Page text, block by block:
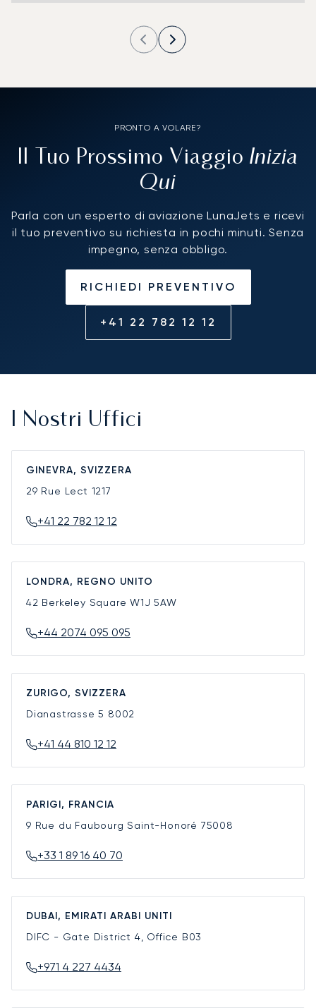
PRONTO A VOLARE?
Il Tuo Prossimo Viaggio Inizia
Qui
Parla con un esperto di aviazione LunaJets e ricevi
il tuo preventivo su richiesta in pochi minuti. Senza
impegno, senza obbligo.
RICHIEDI PREVENTIVO
+41 22 782 12 12
I Nostri Uffici
GINEVRA, SVIZZERA
29 Rue Lect 1217
+41 22 782 12 12
LONDRA, REGNO UNITO
42 Berkeley SquareW1J 5AW
+44 2074 095 095
ZURIGO, SVIZZERA
Dianastrasse 5 8002
+41 44 810 12 12
PARIGI, FRANCIA
9 Rue du Faubourg Saint-Honoré 75008
+33 1 89 16 40 70
DUBAI, EMIRATI ARABI UNITI
DIFC - Gate District 4, Office B03
+971 4 227 4434